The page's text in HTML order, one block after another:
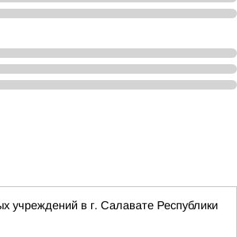
учреждений в г. Салавате Республики